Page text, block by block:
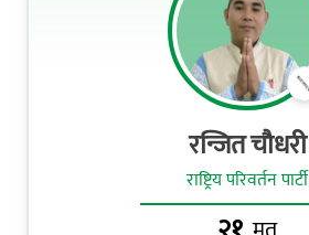
रन्जित चौधरी
राष्ट्रिय परिवर्तन पार्टी